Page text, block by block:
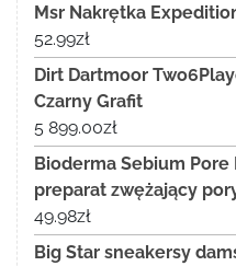
Msr Nakrętka
52.99zł
Dirt Dartmoor
Czarny Grafit
5 899.00zł
Bioderma Sebium
preparat zwężający
49.98zł
Big Star sneakersy